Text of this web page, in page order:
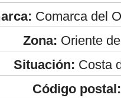
Comarca del
Zona: Oriente
Situación: Costa
Código postal: